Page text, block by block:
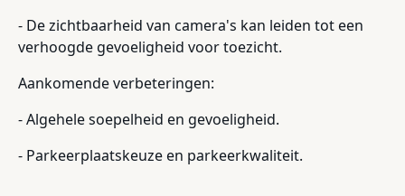
- De zichtbaarheid van camera's kan leiden tot een
verhoogde gevoeligheid voor toezicht.
Aankomende verbeteringen:
- Algehele soepelheid en gevoeligheid.
- Parkeerplaatskeuze en parkeerkwaliteit.